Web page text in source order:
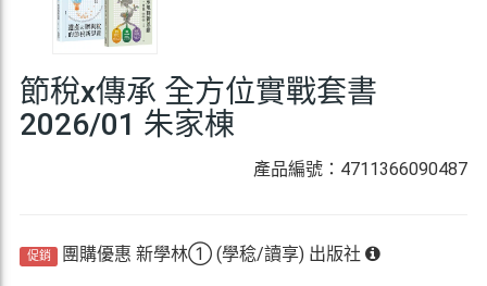
節稅x傳承 全方位實戰套書
2026/01 朱家棟
產品編號：4711366090487
促銷 團購優惠 新學林① (學稔/讀享) 出版社